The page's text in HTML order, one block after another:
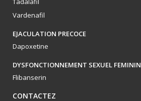
Vardenafil
EJACULATION PRECOCE
Dapoxetine
DYSFONCTIONNEMENT SEXUEL FEMININ
Flibanserin
CONTACTEZ